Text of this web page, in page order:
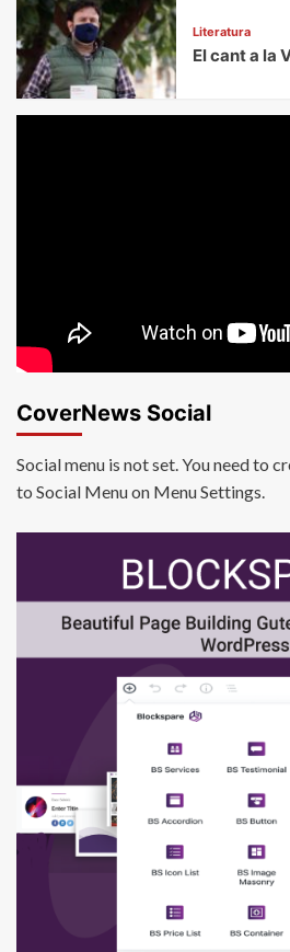
Literatura
El cant a la
CoverNews Social
Social menu is not set. You need to
to Social Menu on Menu Settings.